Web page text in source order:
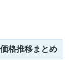
格推移まとめ